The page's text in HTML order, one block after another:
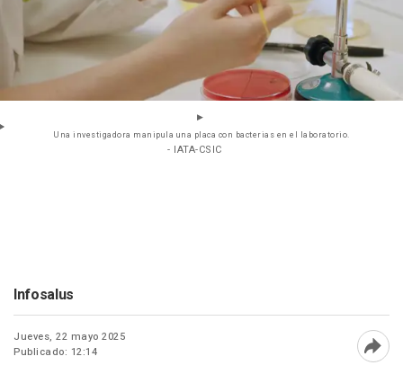
Una investigadora manipula una placa con bacterias en el laboratorio.
- IATA-CSIC
Infosalus
Jueves, 22 mayo 2025
Publicado: 12:14